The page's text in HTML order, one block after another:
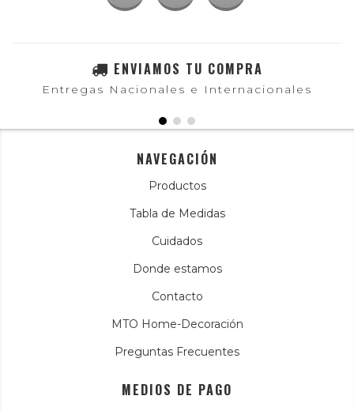
ENVIAMOS TU COMPRA
Entregas Nacionales e Internacionales
NAVEGACIÓN
Productos
Tabla de Medidas
Cuidados
Donde estamos
Contacto
MTO Home-Decoración
Preguntas Frecuentes
MEDIOS DE PAGO